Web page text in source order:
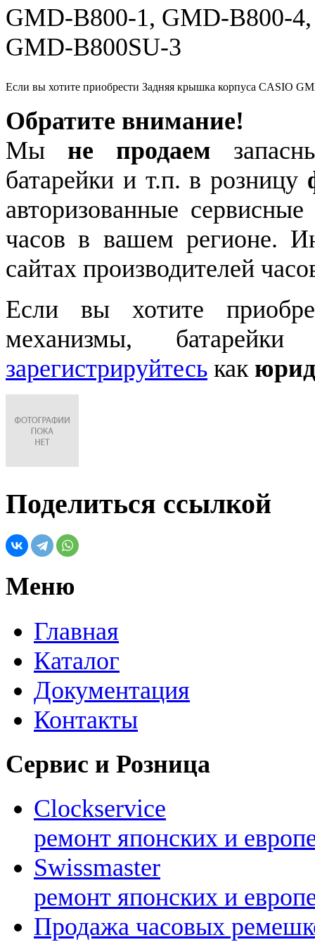
GMD-B800-1, GMD-B800-
GMD-B800SU-3
Если вы хотите приобрести Задняя крышка корпуса CASIO
Обратите внимание!
Мы не продаем
батарейки и т.п. в розницу
авторизованные
часов в вашем регионе.
сайтах производителей
Если вы хотите
механизмы,
зарегистрируйтесь как
Поделиться ссылкой
Меню
Главная
Каталог
Документация
Контакты
Сервис и Розница
Clockservice
ремонт японских и
Swissmaster
ремонт японских и
Продажа часовых